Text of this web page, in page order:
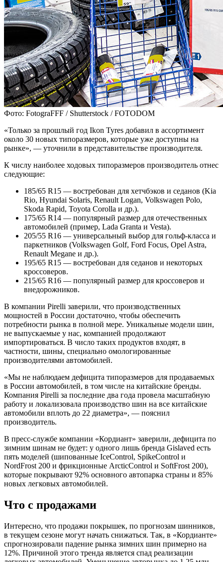
Фото: FotograFFF / Shutterstock / FOTODOM
«Только за прошлый год Ikon Tyres добавил в ассортимент
около 30 новых типоразмеров, которые уже доступны на
рынке», — уточнили в представительстве производителя.
К числу наиболее ходовых типоразмеров производитель отнес
следующие:
185/65 R15 — востребован для хетчбэков и седанов (Kia
Rio, Hyundai Solaris, Renault Logan, Volkswagen Polo,
Skoda Rapid, Toyota Corolla и др.).
175/65 R14 — популярный размер для отечественных
автомобилей (пример, Lada Granta и Vesta).
205/55 R16 — универсальный выбор для гольф-класса и
паркетников (Volkswagen Golf, Ford Focus, Opel Astra,
Renault Megane и др.).
195/65 R15 — востребован для седанов и некоторых
кроссоверов.
215/65 R16 — популярный размер для кроссоверов и
внедорожников.
В компании Pirelli заверили, что производственных
мощностей в России достаточно, чтобы обеспечить
потребности рынка в полной мере. Уникальные модели шин,
не выпускаемые у нас, компанией продолжают
импортироваться. В число таких продуктов входят, в
частности, шины, специально омологированные
производителями автомобилей.
«Мы не наблюдаем дефицита типоразмеров для продаваемых
в России автомобилей, в том числе на китайские бренды.
Компания Pirelli за последние два года провела масштабную
работу и локализовала производство шин на все китайские
автомобили вплоть до 22 диаметра», — пояснил
производитель.
В пресс-службе компании «Кордиант» заверили, дефицита по
зимним шинам не будет: у одного лишь бренда Gislaved есть
пять моделей (шипованные IceControl, SpikeControl и
NordFrost 200 и фрикционные ArcticControl и SoftFrost 200),
которые покрывают 92% основного автопарка страны и 85%
новых легковых автомобилей.
Что с продажами
Интересно, что продажи покрышек, по прогнозам шинников,
в текущем сезоне могут начать снижаться. Так, в «Кордианте»
спрогнозировали падение рынка зимних шин примерно на
12%. Причиной этого тренда является спад реализации